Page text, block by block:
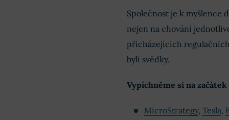
Společnost je k myšlence
nejen na chování
přicházejících
byli svědky.
Vypíchněme si na
MicroStrategy, Tesla,